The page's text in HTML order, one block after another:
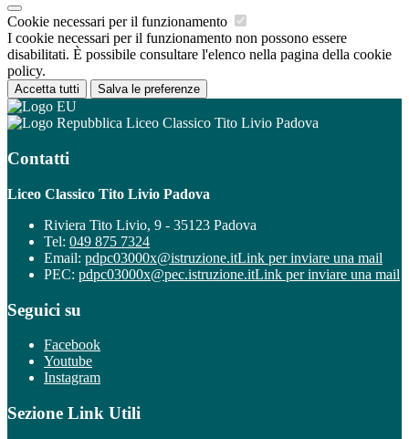
Cookie necessari per il funzionamento
I cookie necessari per il funzionamento non possono essere
disabilitati. È possibile consultare l'elenco nella pagina della cookie
policy.
Accetta tutti Salva le preferenze
Liceo Classico Tito Livio Padova
Contatti
Liceo Classico Tito Livio Padova
Riviera Tito Livio, 9 - 35123 Padova
Tel: 049 875 7324
Email: pdpc03000x@istruzione.itLink per inviare una mail
PEC: pdpc03000x@pec.istruzione.itLink per inviare una mail
Seguici su
Facebook
Youtube
Instagram
Sezione Link Utili